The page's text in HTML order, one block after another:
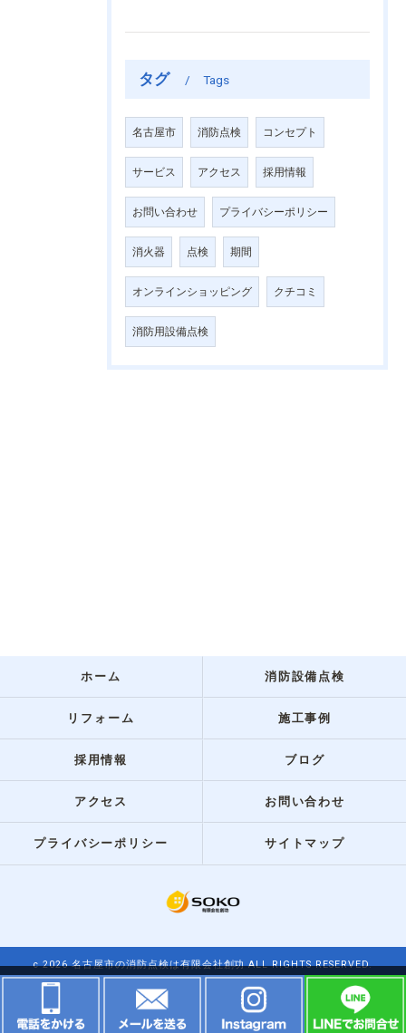
タグ Tags
名古屋市 消防点検 コンセプト
サービス アクセス 採用情報
お問い合わせ プライバシーポリシー
消火器 点検 期間
オンラインショッピング クチコミ
消防用設備点検
ホーム 消防設備点検
リフォーム 施工事例
採用情報 ブログ
アクセス お問い合わせ
プライバシーポリシー サイトマップ
c 2026 名古屋市の消防点検は有限会社創功 ALL RIGHTS RESERVED.